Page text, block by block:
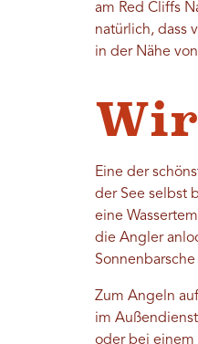
am Red Cliffs
natürlich, dass
in der Nähe
Eine der
der See selbst
eine
die Angler
Zum Angeln
im
oder bei einem